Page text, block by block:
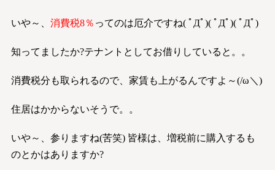
いや～、 消費税8％ ってのは厄介ですね( ﾟДﾟ)( ﾟДﾟ)( ﾟДﾟ)
知ってましたか?テナントとしてお借りしていると。。
消費税分も取られるので、家賃も上がるんですよ～(/ω＼)
住居はかからないそうで。。
いや～、参りますね(苦笑) 皆様は、増税前に購入するも
のとかはありますか?